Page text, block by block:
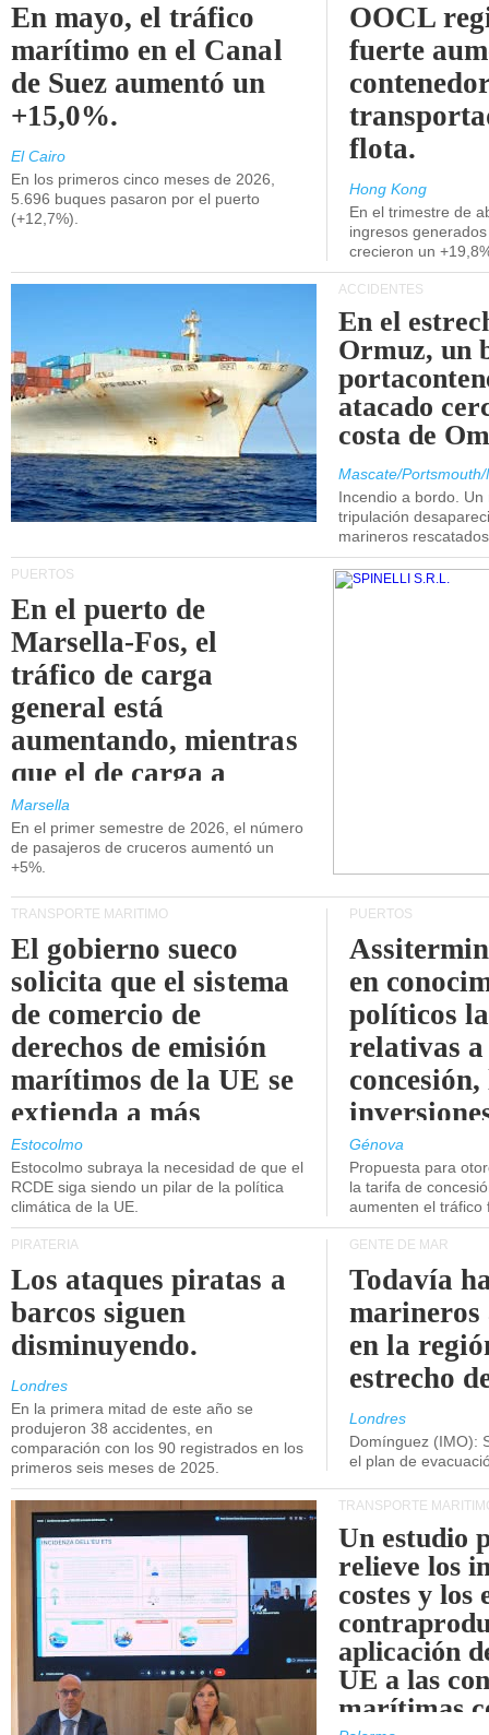
En mayo, el tráfico
marítimo en el Canal
de Suez aumentó un
+15,0%.
El Cairo
En los primeros cinco meses de 2026,
5.696 buques pasaron por el puerto
(+12,7%).
OOCL
fuerte
flota.
Hong Kong
En el trimestre de
ingresos
crecieron un
ACCIDENTES
En el
Ormuz, un
atacado
costa de
Mascate/
Incendio a bordo.
tripulación
marineros
PUERTOS
En el puerto de
Marsella-Fos, el
tráfico de carga
general está
aumentando, mientras
que el de carga a
granel está
disminuyendo.
Marsella
En el primer semestre de 2026, el número
de pasajeros de cruceros aumentó un
+5%.
TRANSPORTE MARÍTIMO
El gobierno sueco
solicita que el sistema
de comercio de
derechos de emisión
marítimos de la UE se
extienda a más
buques.
Estocolmo
Estocolmo subraya la necesidad de que el
RCDE siga siendo un pilar de la política
climática de la UE.
PUERTOS
en
políticos
relativas a
concesión,
Génova
Propuesta para
la tarifa de
aumenten el tráfico
PIRATERÍA
Los ataques piratas a
barcos siguen
disminuyendo.
Londres
En la primera mitad de este año se
produjeron 38 accidentes, en
comparación con los 90 registrados en los
primeros seis meses de 2025.
GENTE DE MAR
Todavía
marineros
en la
estrecho
Londres
Domínguez (IMO):
el plan de
TRANSPORTE
Un estudio
relieve los
costes y los
aplicación
UE a las
marítimas